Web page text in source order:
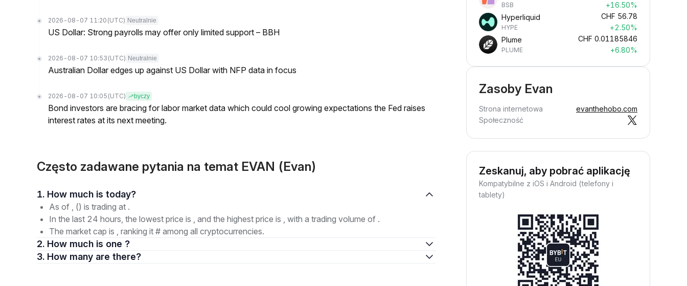
2026-08-07 11:20 (UTC) Neutralnie
US Dollar: Strong payrolls may offer only limited support – BBH
2026-08-07 10:53 (UTC) Neutralnie
Australian Dollar edges up against US Dollar with NFP data in focus
2026-08-07 10:05 (UTC) byczy
Bond investors are bracing for labor market data which could cool growing expectations the Fed raises
interest rates at its next meeting.
Często zadawane pytania na temat EVAN (Evan)
1. How much is today?
As of , () is trading at .
In the last 24 hours, the lowest price is , and the highest price is , with a trading volume of .
The market cap is , ranking it # among all cryptocurrencies.
2. How much is one ?
3. How many are there?
BSB
+16.50%
Hyperliquid
HYPE
CHF 56.78
+2.50%
Plume
PLUME
CHF 0.01185846
+6.80%
Zasoby Evan
Strona internetowa
evanthehobo.com
Społeczność
Zeskanuj, aby pobrać aplikację
Kompatybilne z iOS i Android (telefony i
tablety)